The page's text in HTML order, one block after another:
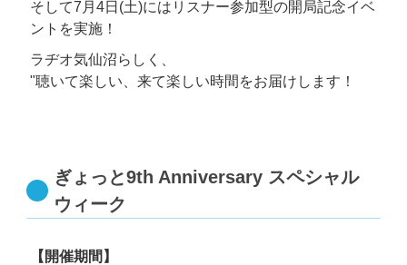
そして7月4日(土)にはリスナー参加型の開局記念イベ
ントを実施！
ラヂオ気仙沼らしく、
"聴いて楽しい、来て楽しい時間をお届けします！
ぎょっと9th Anniversary スペシャル
ウィーク
【開催期間】